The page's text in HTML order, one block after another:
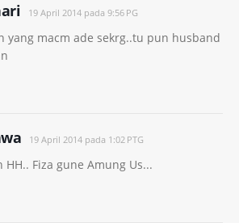
19 April 2014 pada 9:56 PG
yang macm ade sekrg..tu pun husband
19 April 2014 pada 1:02 PTG
HH.. Fiza gune Amung Us...